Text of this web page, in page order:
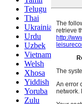
Telugu
Thai
Ukrainian
Urdu
Uzbek
Vietnamese
Welsh
Xhosa
Yiddish
Yoruba
Zulu